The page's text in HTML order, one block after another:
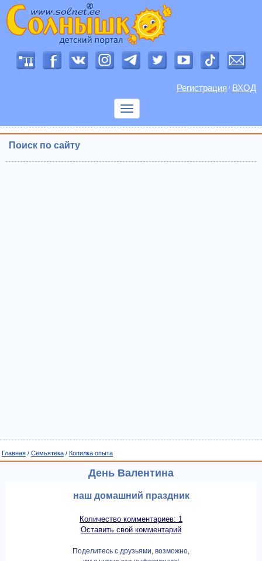
Регистрация / ВХОД
Показать
Поиск по сайту
Главная / Семьятека / Копилка опыта
День Валентина
наш домашний праздник
Количество комментариев: 1
Оставить свой комментарий
Поделитесь с друзьями, возможно,